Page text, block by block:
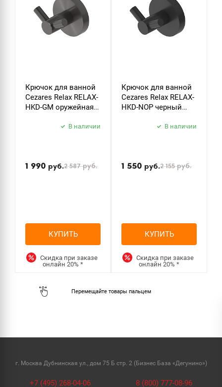
Крючок для ванной
Cezares Relax RELAX-
HKD-GM оружейная
В наличии
1 990 руб.2 587руб.
КУПИТЬ
Скидка при заказе
онлайн20%*
Крючок для ванной
Cezares Relax RELAX-
HKD-NOP черный
В наличии
1 550 руб.2 155руб.
КУПИТЬ
Скидка при заказе
онлайн20%*
г. Москва Дубнинская ул., дом 75 Б стр. 2 (Бизнес База «Дегунино»)
+7 (495) 268-04-06 8 (800) 777-08-96